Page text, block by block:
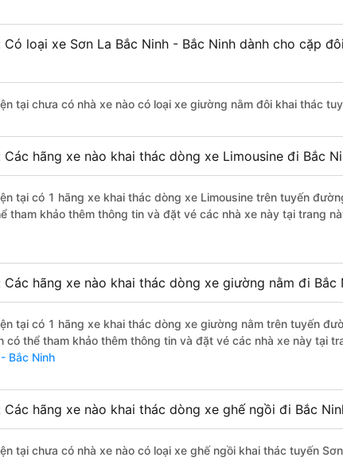
Có loại xe Sơn La Bắc Ninh - Bắc Ninh dành cho cặp
tại chưa có nhà xe nào có loại xe giường nằm đôi khai thác
Các hãng xe nào khai thác dòng xe Limousine đi Bắc
tại có 1 hãng xe khai thác dòng xe Limousine trên tuyến
tham khảo thêm thông tin và đặt vé các nhà xe này tại trang
Các hãng xe nào khai thác dòng xe giường nằm đi Bắc
tại có 1 hãng xe khai thác dòng xe giường nằm trên tuyến
có thể tham khảo thêm thông tin và đặt vé các nhà xe này tại
Bắc Ninh
Các hãng xe nào khai thác dòng xe ghế ngồi đi Bắc
tại chưa có nhà xe nào có loại xe ghế ngồi khai thác tuyến